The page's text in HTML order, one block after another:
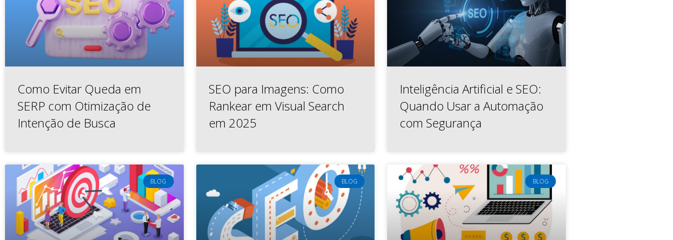
Como Evitar Queda em
SERP com Otimização de
Intenção de Busca
SEO para Imagens: Como
Rankear em Visual Search
em 2025
Inteligência Artificial e SEO:
Quando Usar a Automação
com Segurança
BLOG BLOG BLOG